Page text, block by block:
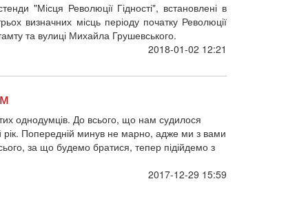
"Місця Революції Гідності", встановлені в
визначних місць періоду початку Революції
та вулиці Михайла Грушевського.
2018-01-02 12:21
однодумців. До всього, що нам судилося
рік. Попередній минув не марно, адже ми з вами
за що будемо братися, тепер підійдемо з
2017-12-29 15:59